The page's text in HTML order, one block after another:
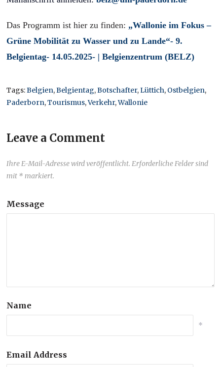
Das Programm ist hier zu finden: „Wallonie im Fokus –
Grüne Mobilität zu Wasser und zu Lande“- 9.
Belgientag- 14.05.2025- | Belgienzentrum (BELZ)
Tags:Belgien,Belgientag,Botschafter,Lüttich, Ostbelgien,
Paderborn,Tourismus,Verkehr,Wallonie
Leave a Comment
Ihre E-Mail-Adresse wird veröffentlicht. Erforderliche Felder sind
mit * markiert.
Message
Name
*
Email Address